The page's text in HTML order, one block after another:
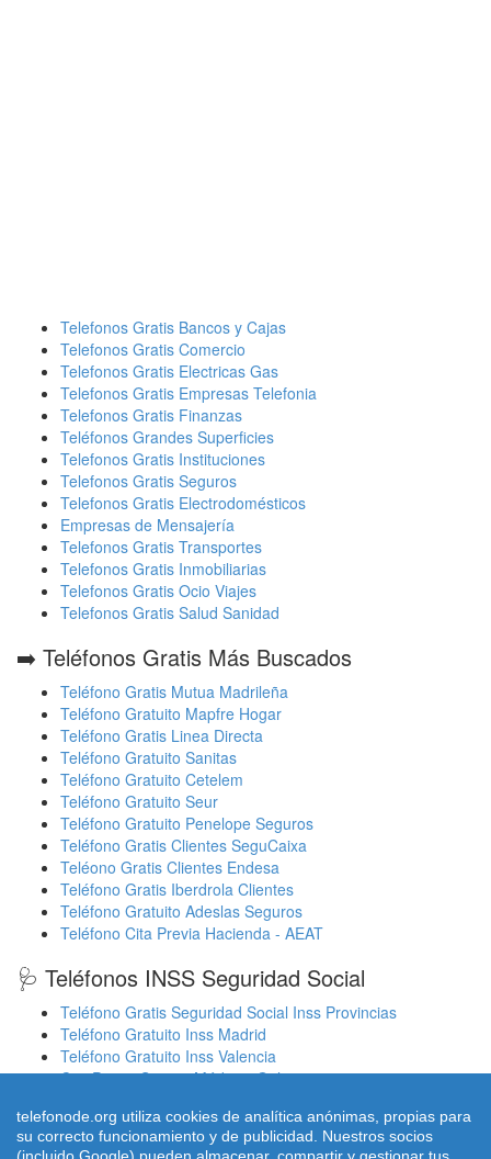
Telefonos Gratis Bancos y Cajas
Telefonos Gratis Comercio
Telefonos Gratis Electricas Gas
Telefonos Gratis Empresas Telefonia
Telefonos Gratis Finanzas
Teléfonos Grandes Superficies
Telefonos Gratis Instituciones
Telefonos Gratis Seguros
Telefonos Gratis Electrodomésticos
Empresas de Mensajería
Telefonos Gratis Transportes
Telefonos Gratis Inmobiliarias
Telefonos Gratis Ocio Viajes
Telefonos Gratis Salud Sanidad
➡️ Teléfonos Gratis Más Buscados
Teléfono Gratis Mutua Madrileña
Teléfono Gratuito Mapfre Hogar
Teléfono Gratis Linea Directa
Teléfono Gratuito Sanitas
Teléfono Gratuito Cetelem
Teléfono Gratuito Seur
Teléfono Gratuito Penelope Seguros
Teléfono Gratis Clientes SeguCaixa
Teléono Gratis Clientes Endesa
Teléfono Gratis Iberdrola Clientes
Teléfono Gratuito Adeslas Seguros
Teléfono Cita Previa Hacienda - AEAT
🩺 Teléfonos INSS Seguridad Social
Teléfono Gratis Seguridad Social Inss Provincias
Teléfono Gratuito Inss Madrid
Teléfono Gratuito Inss Valencia
Cita Previa Sergas Médicos Galicia
Cita Previa Sas Intersas Andalucia
telefonode.org utiliza cookies de analítica anónimas, propias para
su correcto funcionamiento y de publicidad. Nuestros socios